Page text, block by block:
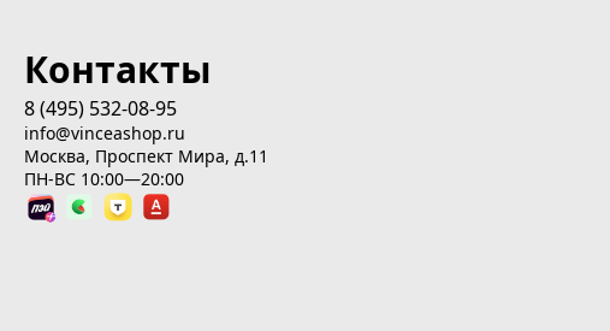
Контакты
8 (495) 532-08-95
info@vinceashop.ru
Москва, Проспект Мира, д.11
ПН-ВС 10:00—20:00